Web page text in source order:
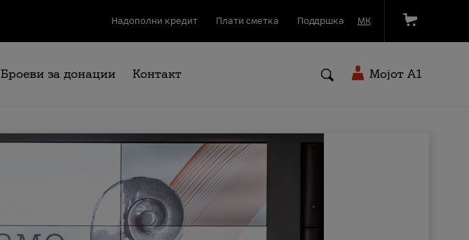
Надополни кредит Плати сметка Поддршка МК
Броеви за донации Контакт Мојот A1